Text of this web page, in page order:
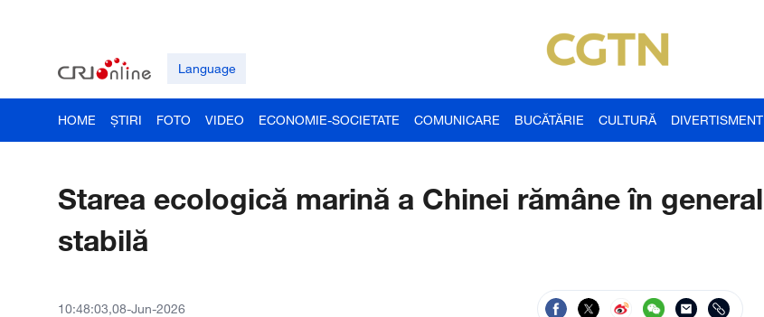
Language
HOME ȘTIRI FOTO VIDEO ECONOMIE-SOCIETATE COMUNICARE BUCĂTĂRIE CULTURĂ DIVERTISMENT
Starea ecologică marină a Chinei rămâne în general
stabilă
10:48:03,08-Jun-2026